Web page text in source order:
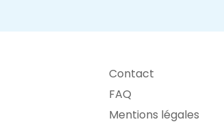
Contact
FAQ
Mentions légales